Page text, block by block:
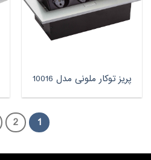
پریز توکار ملونی مدل 10016
1
2